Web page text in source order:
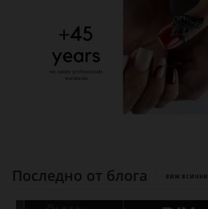
Последно от блога ВИЖ ВСИЧКИ